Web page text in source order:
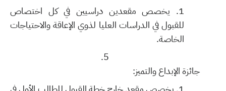
يخصص مقعدين دراسيين في كل اختصاص
للقبول في الدراسات العليا لذوي الإعاقة والاحتياجات
الخاصة.
جائزة الإبداع والتميز: